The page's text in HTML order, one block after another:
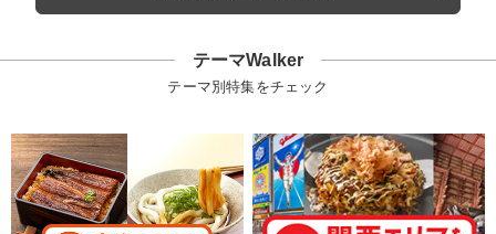
テーマWalker
テーマ別特集をチェック